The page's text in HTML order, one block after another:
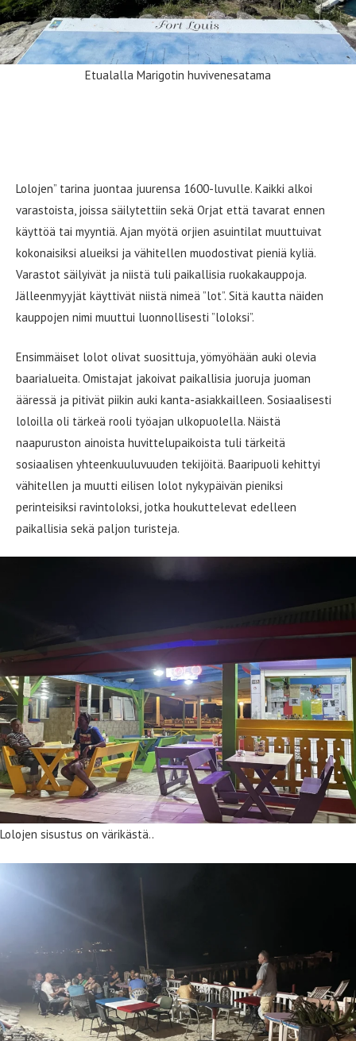
Etualalla Marigotin huvivenesatama
Lolojen” tarina juontaa juurensa 1600-luvulle. Kaikki alkoi
varastoista, joissa säilytettiin sekä Orjat että tavarat ennen
käyttöä tai myyntiä. Ajan myötä orjien asuintilat muuttuivat
kokonaisiksi alueiksi ja vähitellen muodostivat pieniä kyliä.
Varastot säilyivät ja niistä tuli paikallisia ruokakauppoja.
Jälleenmyyjät käyttivät niistä nimeä ”lot”. Sitä kautta näiden
kauppojen nimi muuttui luonnollisesti ”loloksi”.
Ensimmäiset lolot olivat suosittuja, yömyöhään auki olevia
baarialueita. Omistajat jakoivat paikallisia juoruja juoman
ääressä ja pitivät piikin auki kanta-asiakkailleen. Sosiaalisesti
loloilla oli tärkeä rooli työajan ulkopuolella. Näistä
naapuruston ainoista huvittelupaikoista tuli tärkeitä
sosiaalisen yhteenkuuluvuuden tekijöitä. Baaripuoli kehittyi
vähitellen ja muutti eilisen lolot nykypäivän pieniksi
perinteisiksi ravintoloksi, jotka houkuttelevat edelleen
paikallisia sekä paljon turisteja.
Lolojen sisustus on värikästä..